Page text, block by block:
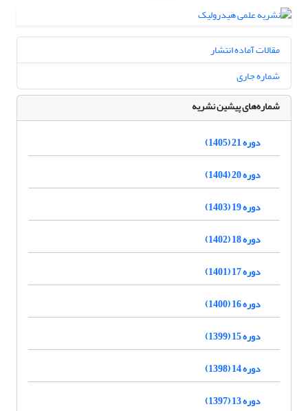
مقالات آماده انتشار
شماره جاری
شماره‌های پیشین نشریه
دوره 21 (1405)
دوره 20 (1404)
دوره 19 (1403)
دوره 18 (1402)
دوره 17 (1401)
دوره 16 (1400)
دوره 15 (1399)
دوره 14 (1398)
دوره 13 (1397)